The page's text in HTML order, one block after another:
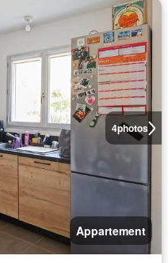
4photos
Appartement